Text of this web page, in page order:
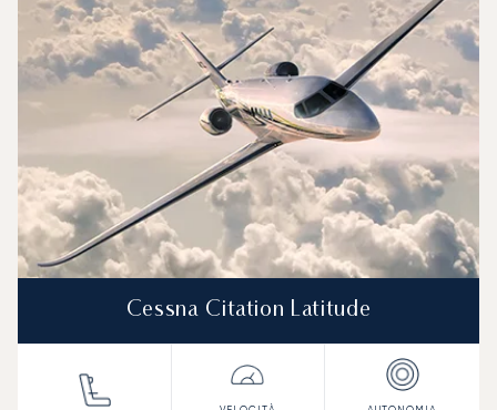
Cessna Citation Latitude